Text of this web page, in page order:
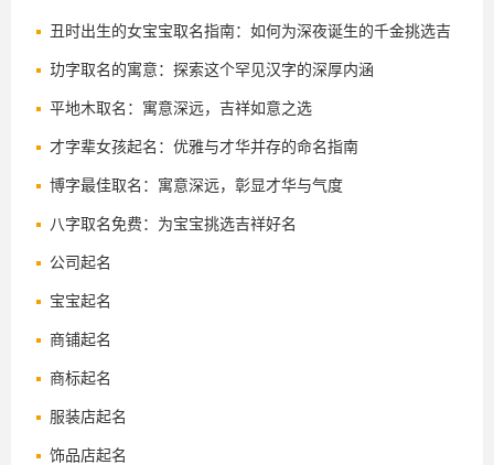
丑时出生的女宝宝取名指南：如何为深夜诞生的千金挑选吉
祥好名
玏字取名的寓意：探索这个罕见汉字的深厚内涵
平地木取名：寓意深远，吉祥如意之选
才字辈女孩起名：优雅与才华并存的命名指南
博字最佳取名：寓意深远，彰显才华与气度
八字取名免费：为宝宝挑选吉祥好名
公司起名
宝宝起名
商铺起名
商标起名
服装店起名
饰品店起名